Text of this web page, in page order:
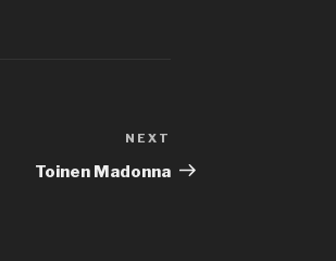
Post
NEXT
Toinen Madonna